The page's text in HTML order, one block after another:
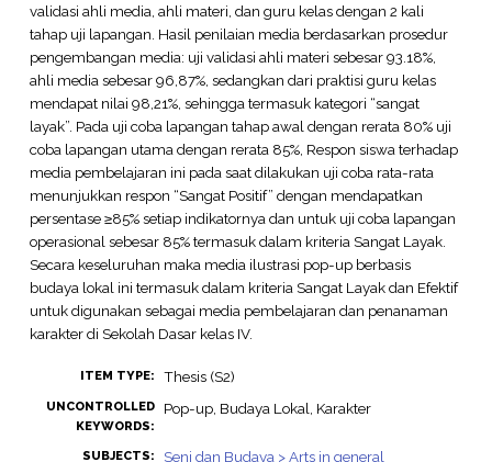
validasi ahli media, ahli materi, dan guru kelas dengan 2 kali
tahap uji lapangan. Hasil penilaian media berdasarkan prosedur
pengembangan media: uji validasi ahli materi sebesar 93.18%,
ahli media sebesar 96,87%, sedangkan dari praktisi guru kelas
mendapat nilai 98,21%, sehingga termasuk kategori “sangat
layak”. Pada uji coba lapangan tahap awal dengan rerata 80% uji
coba lapangan utama dengan rerata 85%, Respon siswa terhadap
media pembelajaran ini pada saat dilakukan uji coba rata-rata
menunjukkan respon “Sangat Positif” dengan mendapatkan
persentase ≥85% setiap indikatornya dan untuk uji coba lapangan
operasional sebesar 85% termasuk dalam kriteria Sangat Layak.
Secara keseluruhan maka media ilustrasi pop-up berbasis
budaya lokal ini termasuk dalam kriteria Sangat Layak dan Efektif
untuk digunakan sebagai media pembelajaran dan penanaman
karakter di Sekolah Dasar kelas IV.
ITEM TYPE: Thesis (S2)
UNCONTROLLED
KEYWORDS:
Pop-up, Budaya Lokal, Karakter
SUBJECTS: Seni dan Budaya > Arts in general